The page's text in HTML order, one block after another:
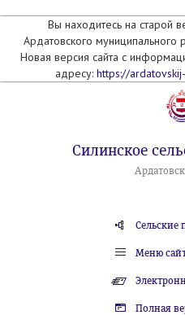
Вы находитесь на старой
Ардатовского
Новая версия сайта с
адресу: https://
Силинское
Сельские
Меню
Полная